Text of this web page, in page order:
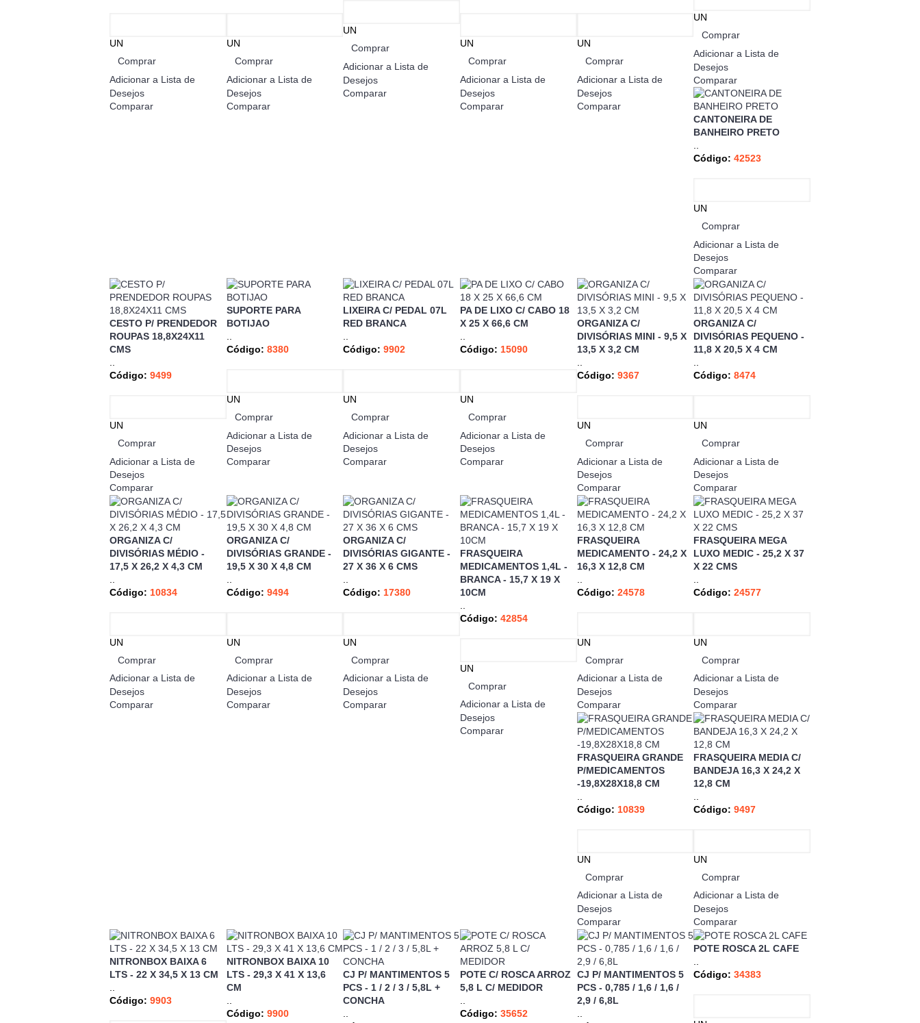
UN
Comprar
Adicionar a Lista de
Desejos
Comparar
UN
Comprar
Adicionar a Lista de
Desejos
Comparar
UN
Comprar
Adicionar a Lista de
Desejos
Comparar
UN
Comprar
Adicionar a Lista de
Desejos
Comparar
UN
Comprar
Adicionar a Lista de
Desejos
Comparar
UN
Comprar
Adicionar a Lista de
Desejos
Comparar
CANTONEIRA DE
BANHEIRO PRETO
..
Código: 42523
UN
Comprar
Adicionar a Lista de
Desejos
Comparar
CESTO P/ PRENDEDOR
ROUPAS 18,8X24X11
CMS
..
Código: 9499
UN
Comprar
Adicionar a Lista de
Desejos
Comparar
SUPORTE PARA
BOTIJAO
..
Código: 8380
UN
Comprar
Adicionar a Lista de
Desejos
Comparar
LIXEIRA C/ PEDAL 07L
RED BRANCA
..
Código: 9902
UN
Comprar
Adicionar a Lista de
Desejos
Comparar
PA DE LIXO C/ CABO 18
X 25 X 66,6 CM
..
Código: 15090
UN
Comprar
Adicionar a Lista de
Desejos
Comparar
ORGANIZA C/
DIVISÓRIAS MINI - 9,5 X
13,5 X 3,2 CM
..
Código: 9367
UN
Comprar
Adicionar a Lista de
Desejos
Comparar
ORGANIZA C/
DIVISÓRIAS PEQUENO -
11,8 X 20,5 X 4 CM
..
Código: 8474
UN
Comprar
Adicionar a Lista de
Desejos
Comparar
ORGANIZA C/
DIVISÓRIAS MÉDIO -
17,5 X 26,2 X 4,3 CM
Código: 10834
UN
Comprar
Adicionar a Lista de
Desejos
Comparar
ORGANIZA C/
DIVISÓRIAS GRANDE -
19,5 X 30 X 4,8 CM
Código: 9494
UN
Comprar
Adicionar a Lista de
Desejos
Comparar
ORGANIZA C/
DIVISÓRIAS GIGANTE -
27 X 36 X 6 CMS
Código: 17380
UN
Comprar
Adicionar a Lista de
Desejos
Comparar
FRASQUEIRA
MEDICAMENTOS 1,4L -
BRANCA - 15,7 X 19 X
10CM
Código: 42854
UN
Comprar
Adicionar a Lista de
Desejos
Comparar
FRASQUEIRA
MEDICAMENTO - 24,2 X
16,3 X 12,8 CM
Código: 24578
UN
Comprar
Adicionar a Lista de
Desejos
Comparar
FRASQUEIRA MEGA
LUXO MEDIC - 25,2 X 37
X 22 CMS
Código: 24577
UN
Comprar
Adicionar a Lista de
Desejos
Comparar
FRASQUEIRA GRANDE
P/MEDICAMENTOS
-19,8X28X18,8 CM
Código: 10839
UN
Comprar
Adicionar a Lista de
Desejos
Comparar
FRASQUEIRA MEDIA C/
BANDEJA 16,3 X 24,2 X
12,8 CM
Código: 9497
UN
Comprar
Adicionar a Lista de
Desejos
Comparar
NITRONBOX BAIXA 6
LTS - 22 X 34,5 X 13 CM
Código: 9903
NITRONBOX BAIXA 10
LTS - 29,3 X 41 X 13,6
CM
Código: 9900
CJ P/ MANTIMENTOS 5
PCS - 1 / 2 / 3 / 5,8L +
CONCHA
POTE C/ ROSCA ARROZ
5,8 L C/ MEDIDOR
Código: 35652
CJ P/ MANTIMENTOS 5
PCS - 0,785 / 1,6 / 1,6 /
2,9 / 6,8L
POTE ROSCA 2L CAFE
Código: 34383